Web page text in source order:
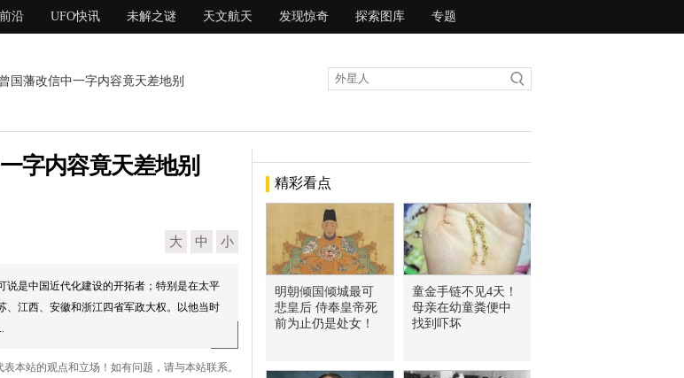
沿 UFO快讯 未解之谜 天文航天 发现惊奇 探索图库 专题
国藩改信中一字内容竟天差地别
字内容竟天差地别
大 中 小
说是中国近代化建设的开拓者；特别是在太平
、江西、安徽和浙江四省军政大权。以他当时
本站的观点和立场！如有问题，请与本站联系。
精彩看点
明朝倾国倾城最可
悲皇后 侍奉皇帝死
前为止仍是处女！
童金手链不见4天！
母亲在幼童粪便中
找到吓坏